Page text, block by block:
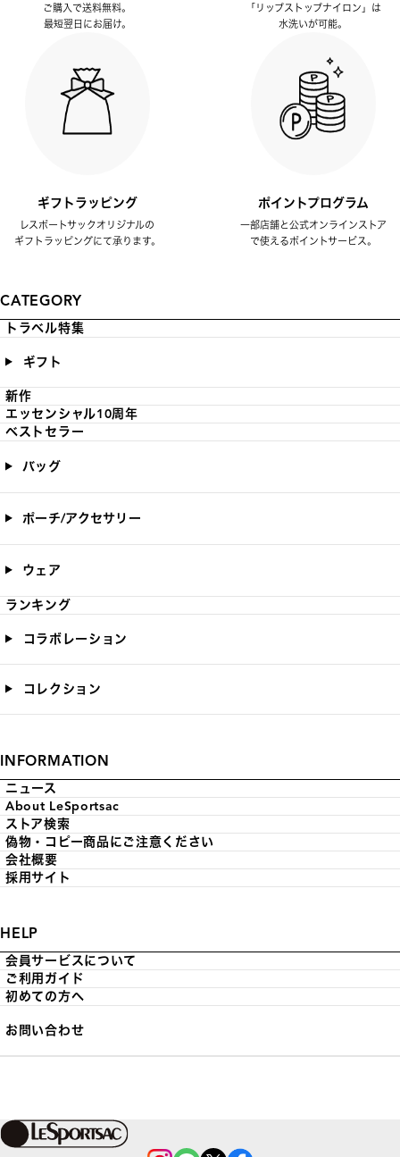
ご購入で送料無料。
最短翌日にお届け。
「リップストップナイロン」は
水洗いが可能。
ギフトラッピング
レスポートサックオリジナルの
ギフトラッピングにて承ります。
ポイントプログラム
一部店舗と公式オンラインストア
で使えるポイントサービス。
CATEGORY
トラベル特集
ギフト
新作
エッセンシャル10周年
ベストセラー
バッグ
ポーチ/アクセサリー
ウェア
ランキング
コラボレーション
コレクション
INFORMATION
ニュース
About LeSportsac
ストア検索
偽物・コピー商品にご注意ください
会社概要
採用サイト
HELP
会員サービスについて
ご利用ガイド
初めての方へ
お問い合わせ